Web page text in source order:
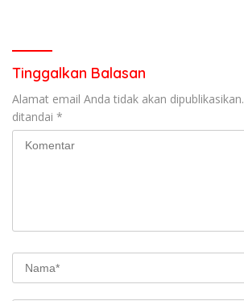
Tinggalkan Balasan
Alamat email Anda tidak akan dipublikasikan.
ditandai *